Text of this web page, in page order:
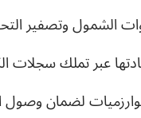
الشمول وتصفير
عبر تملك سجلات
لضمان